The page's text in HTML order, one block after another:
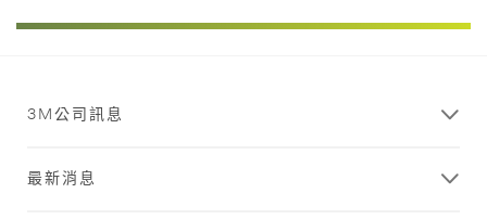
3M公司訊息
最新消息